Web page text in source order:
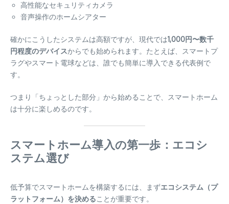
高性能なセキュリティカメラ
音声操作のホームシアター
確かにこうしたシステムは高額ですが、現代では1,000円〜数千
円程度のデバイスからでも始められます。たとえば、スマートプ
ラグやスマート電球などは、誰でも簡単に導入できる代表例で
す。
つまり「ちょっとした部分」から始めることで、スマートホーム
は十分に楽しめるのです。
スマートホーム導入の第一歩：エコシ
ステム選び
低予算でスマートホームを構築するには、まずエコシステム（プ
ラットフォーム）を決めることが重要です。